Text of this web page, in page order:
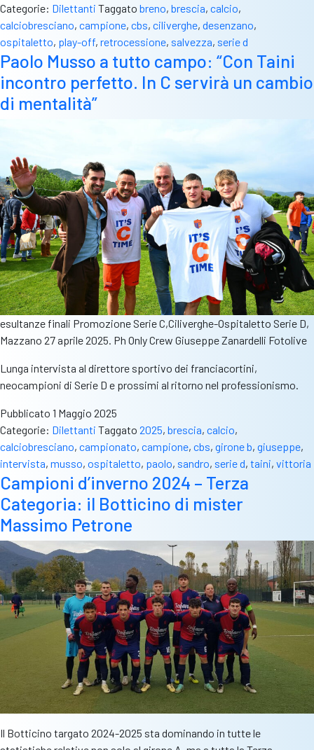
riepilogo
dell’ultima
giornata
del
campionato
Categorie: Dilettanti Taggato breno, brescia, calcio,
calciobresciano, campione, cbs, ciliverghe, desenzano,
ospitaletto, play-off, retrocessione, salvezza, serie d
Paolo Musso a tutto campo: “Con Taini
incontro perfetto. In C servirà un cambio
di mentalità”
esultanze finali Promozione Serie C,Ciliverghe-Ospitaletto Serie D,
Mazzano 27 aprile 2025. Ph Only Crew Giuseppe Zanardelli Fotolive
Lunga intervista al direttore sportivo dei franciacortini,
neocampioni di Serie D e prossimi al ritorno nel professionismo.
Pubblicato 1 Maggio 2025
Categorie: Dilettanti Taggato 2025, brescia, calcio,
calciobresciano, campionato, campione, cbs, girone b, giuseppe,
intervista, musso, ospitaletto, paolo, sandro, serie d, taini, vittoria
Campioni d’inverno 2024 – Terza
Categoria: il Botticino di mister
Massimo Petrone
Il Botticino targato 2024-2025 sta dominando in tutte le